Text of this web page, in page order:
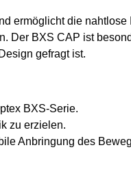
ermöglicht die nahtlose
Der BXS CAP ist
gefragt ist.
BXS-Serie.
zu erzielen.
Anbringung des